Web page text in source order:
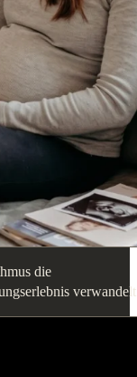
die
verwandelt